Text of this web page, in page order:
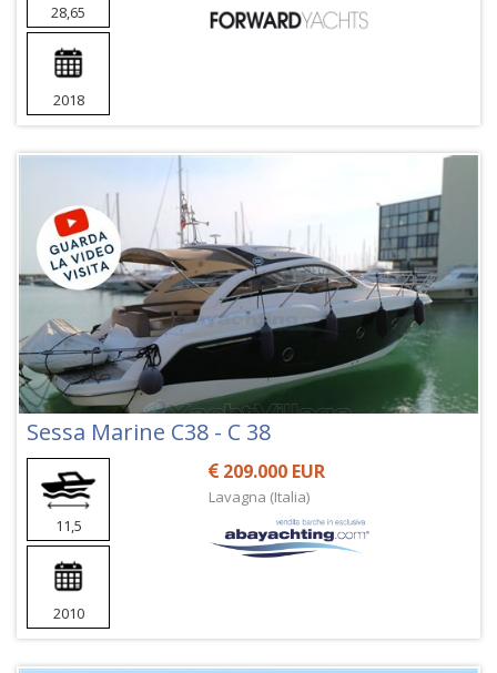
28,65
2018
Sessa Marine C38 - C 38
11,5
2010
209.000 EUR
Lavagna (Italia)